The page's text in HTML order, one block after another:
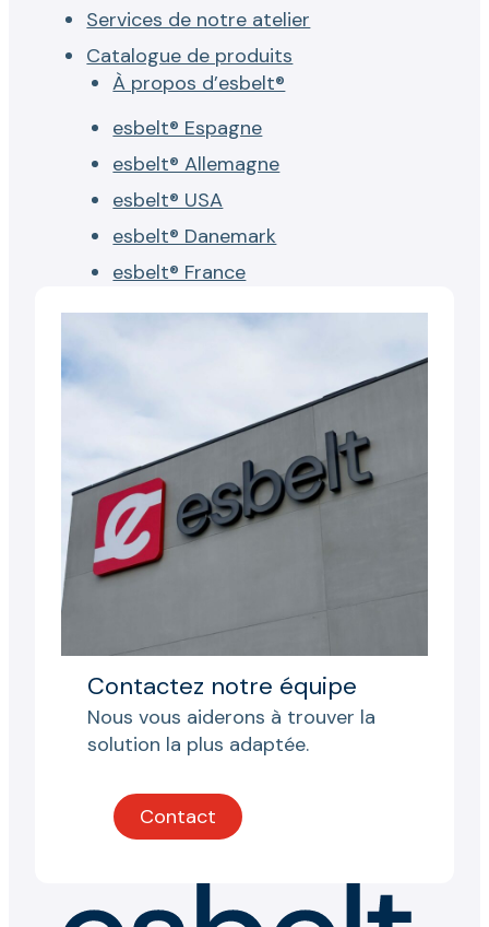
Services de notre atelier
Catalogue de produits
À propos d’esbelt®
esbelt® Espagne
esbelt® Allemagne
esbelt® USA
esbelt® Danemark
esbelt® France
Contactez notre équipe
Nous vous aiderons à trouver la
solution la plus adaptée.
Contact